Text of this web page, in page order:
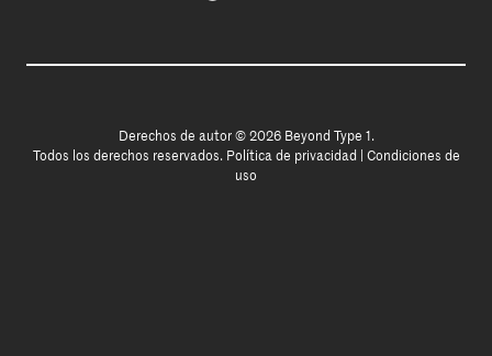
Derechos de autor © 2026 Beyond Type 1.
Todos los derechos reservados. Política de privacidad
Condiciones de
uso